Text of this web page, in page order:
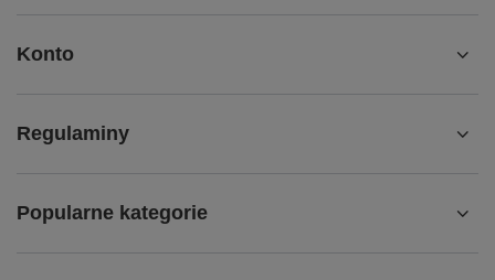
Konto
Regulaminy
Popularne kategorie